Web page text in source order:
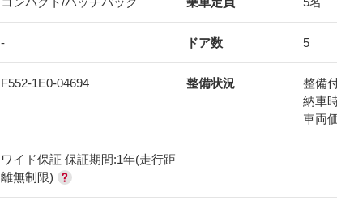
- ドア数 5
F552-1E0-04694 整備状況
整備
納車
車両
ワイド保証 保証期間:1年(走行距
離無制限)